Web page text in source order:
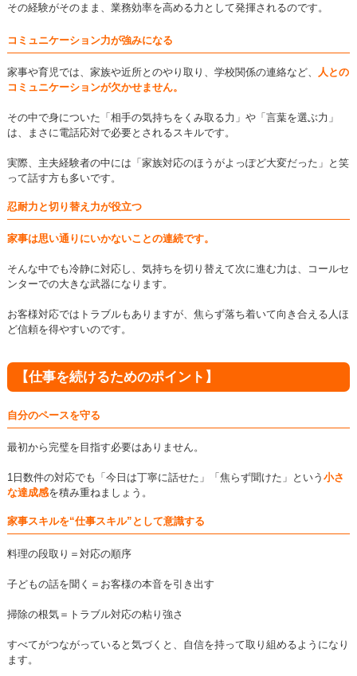
その経験がそのまま、業務効率を高める力として発揮されるのです。
コミュニケーション力が強みになる
家事や育児では、家族や近所とのやり取り、学校関係の連絡など、
人との
コミュニケーションが欠かせません。
その中で身についた「相手の気持ちをくみ取る力」や「言葉を選ぶ力」
は、まさに電話応対で必要とされるスキルです。
実際、主夫経験者の中には「家族対応のほうがよっぽど大変だった」と笑
って話す方も多いです。
忍耐力と切り替え力が役立つ
家事は思い通りにいかないことの連続です。
そんな中でも冷静に対応し、気持ちを切り替えて次に進む力は、コールセ
ンターでの大きな武器になります。
お客様対応ではトラブルもありますが、焦らず落ち着いて向き合える人ほ
ど信頼を得やすいのです。
【仕事を続けるためのポイント】
自分のペースを守る
最初から完璧を目指す必要はありません。
1日数件の対応でも「今日は丁寧に話せた」「焦らず聞けた」という 小さ
な達成感を積み重ねましょう。
家事スキルを“仕事スキル”として意識する
料理の段取り＝対応の順序
子どもの話を聞く＝お客様の本音を引き出す
掃除の根気＝トラブル対応の粘り強さ
すべてがつながっていると気づくと、自信を持って取り組めるようになり
ます。